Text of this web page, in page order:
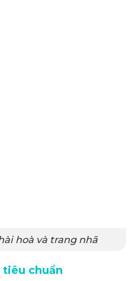
hoà và trang nhã
tiêu chuẩn